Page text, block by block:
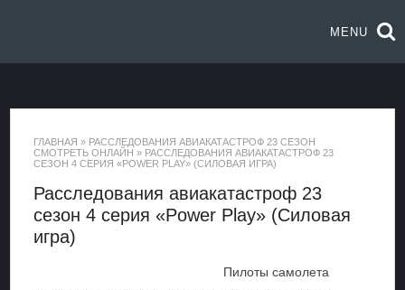
MENU
ГЛАВНАЯ » РАССЛЕДОВАНИЯ АВИАКАТАСТРОФ 23 СЕЗОН
СМОТРЕТЬ ОНЛАЙН » РАССЛЕДОВАНИЯ АВИАКАТАСТРОФ 23
СЕЗОН 4 СЕРИЯ «POWER PLAY» (СИЛОВАЯ ИГРА)
Расследования авиакатастроф 23
сезон 4 серия «Power Play» (Силовая
игра)
Пилоты самолета